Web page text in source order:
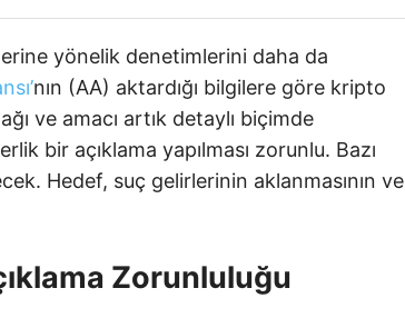
yönelik denetimlerini daha da
nın (AA) aktardığı bilgilere göre kripto
ve amacı artık detaylı biçimde
bir açıklama yapılması zorunlu. Bazı
Hedef, suç gelirlerinin aklanmasının ve
Zorunluluğu